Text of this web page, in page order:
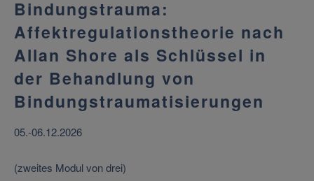
Bindungstrauma:
Affektregulationstheorie nach
Allan Shore als Schlüssel in
der Behandlung von
Bindungstraumatisierungen
05.-06.12.2026
(zweites Modul von drei)